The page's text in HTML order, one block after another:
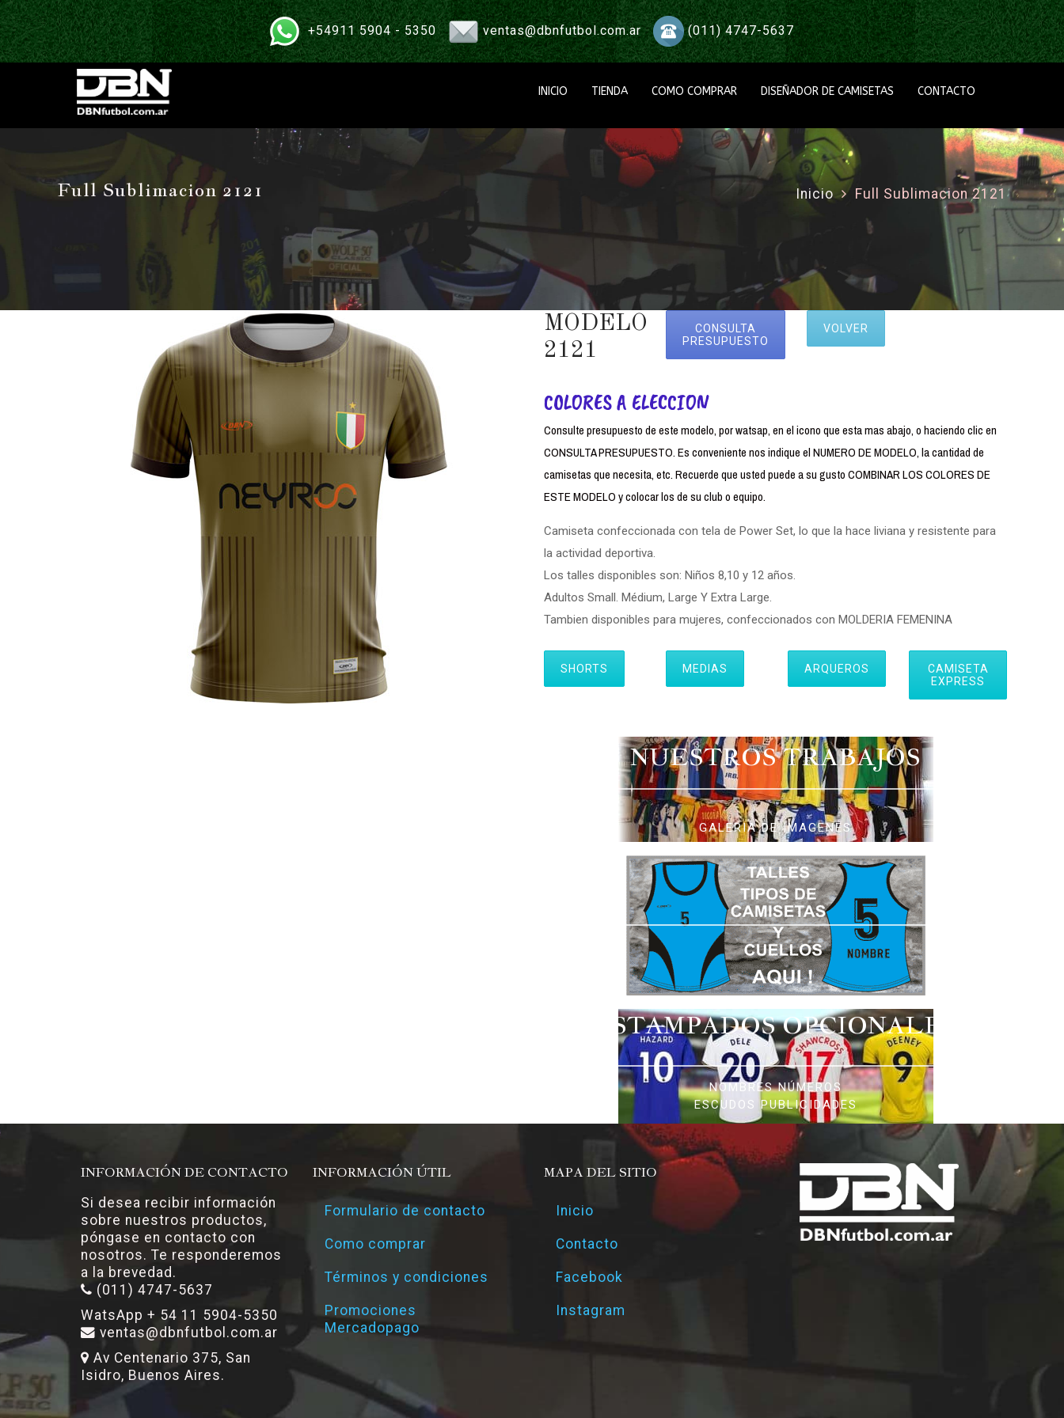
+54911 5904 - 5350 ventas@dbnfutbol.com.ar (011) 4747-5637
INICIO TIENDA COMO COMPRAR DISEÑADOR DE CAMISETAS CONTACTO
Full Sublimacion 2121 Inicio Full Sublimacion 2121
MODELO
2121
CONSULTA
PRESUPUESTO
VOLVER
COLORES A ELECCION
Consulte presupuesto de este modelo, por watsap, en el icono que esta mas abajo, o haciendo clic en
CONSULTA PRESUPUESTO. Es conveniente nos indique el NUMERO DE MODELO, la cantidad de
camisetas que necesita, etc. Recuerde que usted puede a su gusto COMBINAR LOS COLORES DE
ESTE MODELO y colocar los de su club o equipo.
Camiseta confeccionada con tela de Power Set, lo que la hace liviana y resistente para
la actividad deportiva.
Los talles disponibles son: Niños 8,10 y 12 años.
Adultos Small. Médium, Large Y Extra Large.
Tambien disponibles para mujeres, confeccionados con MOLDERIA FEMENINA
SHORTS MEDIAS ARQUEROS
CAMISETA
EXPRESS
NUESTROS TRABAJOS
GALERIA DE IMAGENES
ESTAMPADOS OPCIONALES
NOMBRES NÚMEROS
ESCUDOS PUBLICIDADES
INFORMACIÓN DE CONTACTO
Si desea recibir información
sobre nuestros productos,
póngase en contacto con
nosotros. Te responderemos
a la brevedad.
(011) 4747-5637
WatsApp + 54 11 5904-5350
ventas@dbnfutbol.com.ar
Av Centenario 375, San
Isidro, Buenos Aires.
INFORMACIÓN ÚTIL
Formulario de contacto
Como comprar
Términos y condiciones
Promociones
Mercadopago
MAPA DEL SITIO
Inicio
Contacto
Facebook
Instagram